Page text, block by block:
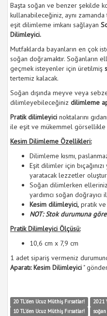
Başta soğan ve benzer şekilde
kullanabileceğiniz, aynı
eşit dilimleme imkanı sağlayan
Dilimleyici.
Mutfaklarda bayanların en çok
soğan doğramaktır. Soğanların
geçmek isteyenler için üretilmiş
tertemiz kalacak.
Soğan dışında meyve veya
dilimleyebileceğiniz dilimleme
Pratik dilimleyici noktalarını
ile eşit ve mükemmel
Kesim Dilimleme Özellikleri:
Dilimleme kısmı,
Eşit dilimler için
yaratacak lezzetler
Soğan dilimlerken
yardımcı soğan
Kesim dilimleyici, pratik ve
NOT: Stok durumuna
Pratik Dilimleyici Ölçüsü:
10,6 cm x 7,9 cm
1 adet sipariş vermeniz
Aparatı: Kesim Dilimleyici "
20 TL'den Ucuz Müthiş Fırsatlar!
2021
10 TL'den Ucuz Müthiş Fırsatlar!